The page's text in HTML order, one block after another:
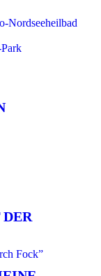
Nordseeheilbad
Fock”